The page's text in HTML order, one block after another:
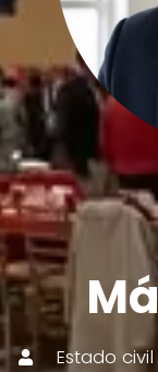
Estado